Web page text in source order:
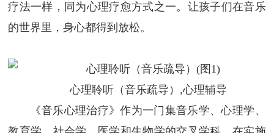
疗法一样，同为心理疗愈方式之一。让孩子们在音乐
的世界里，身心都得到放松。
心理聆听（音乐疏导）,心理辅导
《音乐心理治疗》作为一门集音乐学、心理学、